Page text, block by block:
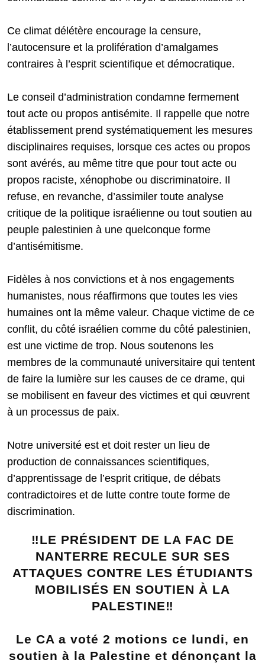
Ce climat délétère encourage la censure,
l’autocensure et la prolifération d’amalgames
contraires à l’esprit scientifique et démocratique.
Le conseil d’administration condamne fermement
tout acte ou propos antisémite. Il rappelle que notre
établissement prend systématiquement les mesures
disciplinaires requises, lorsque ces actes ou propos
sont avérés, au même titre que pour tout acte ou
propos raciste, xénophobe ou discriminatoire. Il
refuse, en revanche, d’assimiler toute analyse
critique de la politique israélienne ou tout soutien au
peuple palestinien à une quelconque forme
d’antisémitisme.
Fidèles à nos convictions et à nos engagements
humanistes, nous réaffirmons que toutes les vies
humaines ont la même valeur. Chaque victime de ce
conflit, du côté israélien comme du côté palestinien,
est une victime de trop. Nous soutenons les
membres de la communauté universitaire qui tentent
de faire la lumière sur les causes de ce drame, qui
se mobilisent en faveur des victimes et qui œuvrent
à un processus de paix.
Notre université est et doit rester un lieu de
production de connaissances scientifiques,
d’apprentissage de l’esprit critique, de débats
contradictoires et de lutte contre toute forme de
discrimination.
‼️LE PRÉSIDENT DE LA FAC DE
NANTERRE RECULE SUR SES
ATTAQUES CONTRE LES ÉTUDIANTS
MOBILISÉS EN SOUTIEN À LA
PALESTINE‼️
Le CA a voté 2 motions ce lundi, en
soutien à la Palestine et dénonçant la